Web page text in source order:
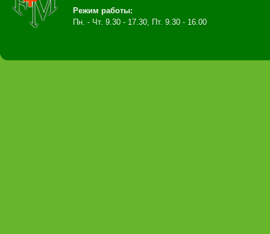
Режим работы:
Пн. - Чт. 9.30 - 17.30, Пт. 9.30 - 16.00